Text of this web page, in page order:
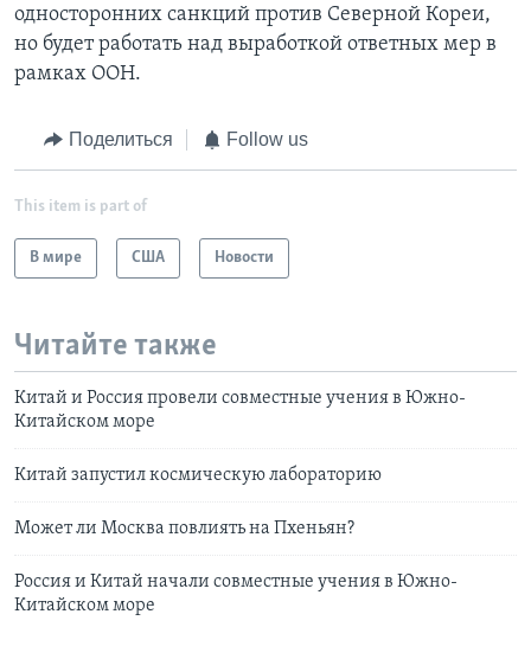
односторонних санкций против Северной Кореи,
но будет работать над выработкой ответных мер в
рамках ООН.
Поделиться Follow us
This item is part of
В мире США Новости
Читайте также
Китай и Россия провели совместные учения в Южно-
Китайском море
Китай запустил космическую лабораторию
Может ли Москва повлиять на Пхеньян?
Россия и Китай начали совместные учения в Южно-
Китайском море